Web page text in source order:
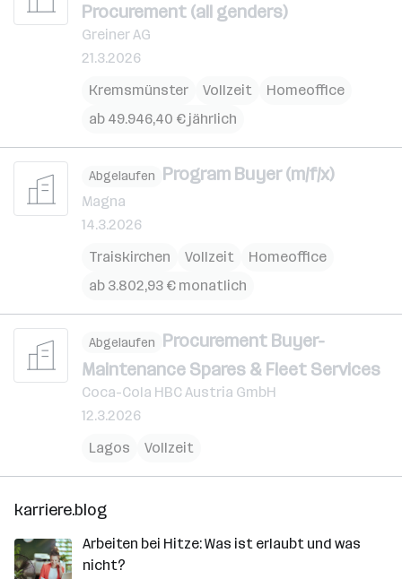
Procurement (all genders)
Greiner AG
21.3.2026
Kremsmünster
Vollzeit
Homeoffice
ab 49.946,40 € jährlich
Abgelaufen Program Buyer (m/f/x)
Magna
14.3.2026
Traiskirchen
Vollzeit
Homeoffice
ab 3.802,93 € monatlich
Abgelaufen Procurement Buyer-
Maintenance Spares & Fleet Services
Coca-Cola HBC Austria GmbH
12.3.2026
Lagos
Vollzeit
karriere.blog
Arbeiten bei Hitze: Was ist erlaubt und was
nicht?